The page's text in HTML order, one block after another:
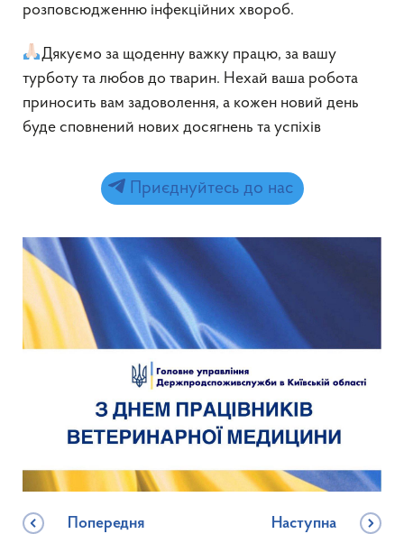
розповсюдженню інфекційних хвороб.
Дякуємо за щоденну важку працю, за вашу
турботу та любов до тварин. Нехай ваша робота
приносить вам задоволення, а кожен новий день
буде сповнений нових досягнень та успіхів
Приєднуйтесь до нас
Попередня Наступна